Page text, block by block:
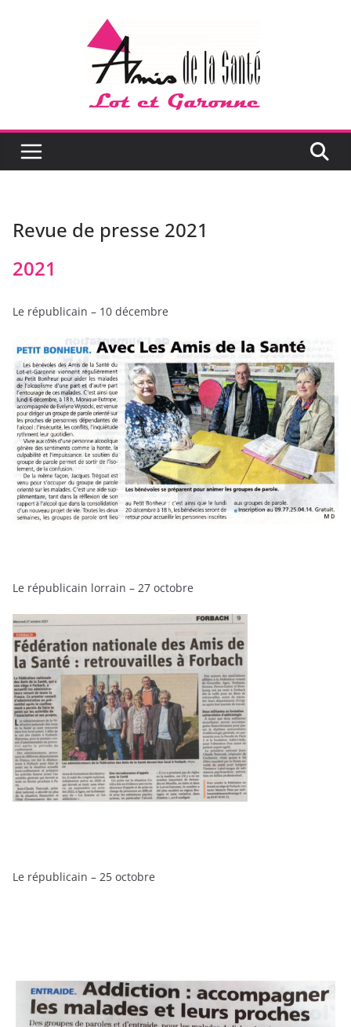
Revue de presse 2021
2021
Le républicain – 10 décembre
Le républicain lorrain – 27 octobre
Le républicain – 25 octobre